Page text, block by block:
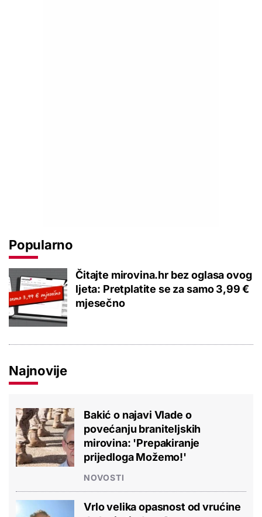
Popularno
Čitajte mirovina.hr bez oglasa ovog
ljeta: Pretplatite se za samo 3,99 €
mjesečno
Najnovije
Bakić o najavi Vlade o
povećanju braniteljskih
mirovina: 'Prepakiranje
prijedloga Možemo!'
NOVOSTI
Vrlo velika opasnost od vrućine